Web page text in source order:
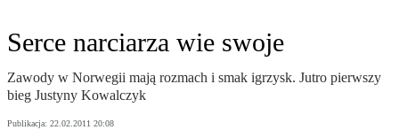
Serce narciarza wie swoje
Zawody w Norwegii mają rozmach i smak igrzysk. Jutro pierwszy
bieg Justyny Kowalczyk
Publikacja: 22.02.2011 20:08